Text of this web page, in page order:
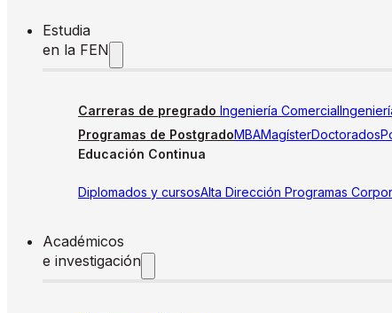
Estudia
en la FEN
Carreras de pregrado Ingeniería Comercial
Programas de PostgradoMBAMagísterDoctorados
Educación Continua
Diplomados y cursosAlta Dirección Programas
Académicos
e investigación